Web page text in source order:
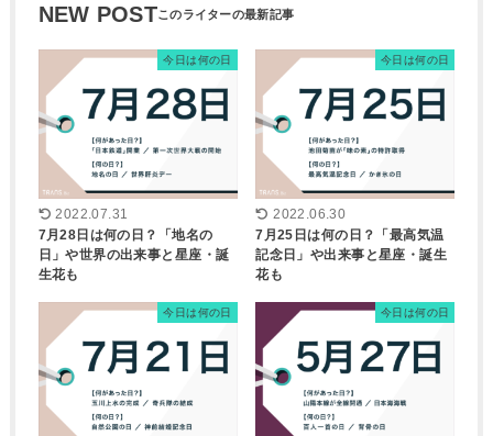
NEW POST
今日は何の日
2022.07.31
7月28日は何の日？「地名の
日」や世界の出来事と星座・誕
生花も
今日は何の日
2022.06.30
7月25日は何の日？「最高気温
記念日」や出来事と星座・誕生
花も
今日は何の日 今日は何の日